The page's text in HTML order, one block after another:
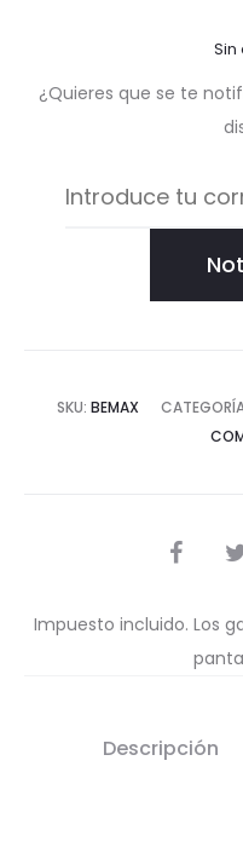
Sin
¿Quieres que se te
SKU: BEMAX
COMPARTIR
Impuesto incluido. Los
Descripción